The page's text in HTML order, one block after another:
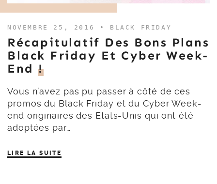
NOVEMBRE 25, 2016 • BLACK FRIDAY
Récapitulatif Des Bons Plans
Black Friday Et Cyber Week-
End !
Vous n’avez pas pu passer à côté de ces
promos du Black Friday et du Cyber Week-
end originaires des Etats-Unis qui ont été
adoptées par…
LIRE LA SUITE